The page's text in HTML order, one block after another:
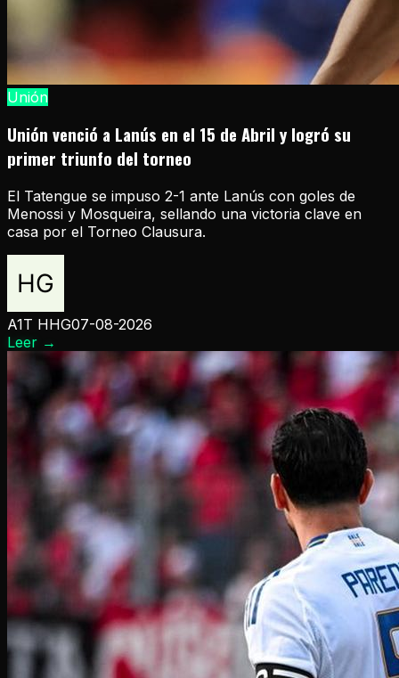
Unión
Unión venció a Lanús en el 15 de Abril y logró su
primer triunfo del torneo
El Tatengue se impuso 2-1 ante Lanús con goles de
Menossi y Mosqueira, sellando una victoria clave en
casa por el Torneo Clausura.
A1T HHG07-08-2026
Leer →